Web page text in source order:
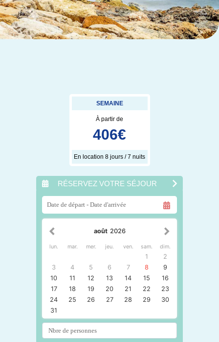
SEMAINE
À partir de
406€
En location 8 jours / 7 nuits
RÉSERVEZ VOTRE SÉJOUR
août 2026
lun. mar. mer. jeu. ven. sam. dim.
1
2
3
4 5 6 7 8
9
10
11 12 13 14 15
16
17
18 19 20 21 22
23
24
25 26 27 28 29
30
31